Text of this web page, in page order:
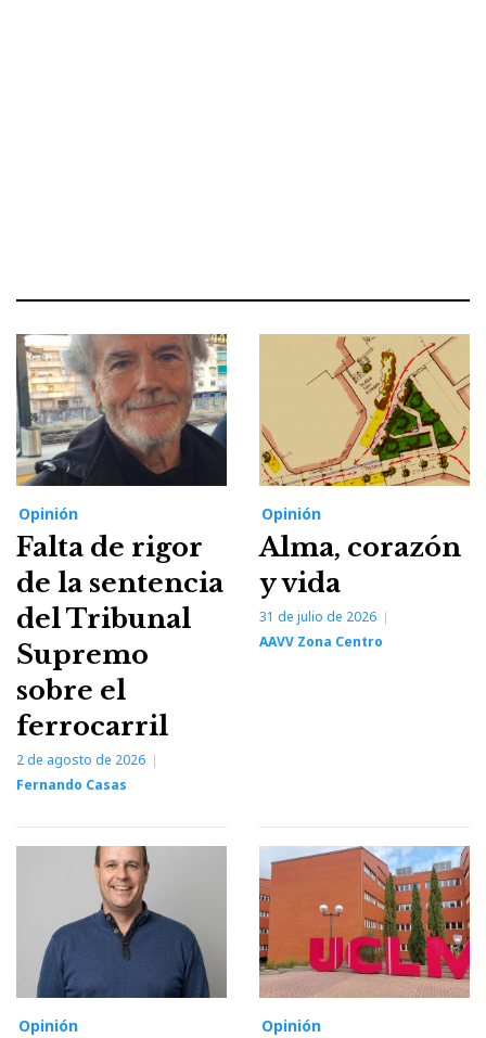
Opinión
Falta de rigor
de la sentencia
del Tribunal
Supremo
sobre el
ferrocarril
2 de agosto de 2026
Fernando Casas
Opinión
Alma, corazón
y vida
31 de julio de 2026
AAVV Zona Centro
Opinión Opinión